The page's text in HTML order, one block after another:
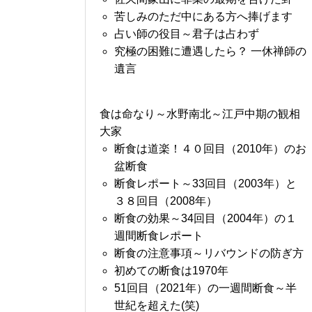
苦しみのただ中にある方へ捧げます
占い師の役目～君子は占わず
究極の困難に遭遇したら？ 一休禅師の
遺言
食は命なり～水野南北～江戸中期の観相
大家
断食は道楽！４０回目（2010年）のお
盆断食
断食レポート～33回目（2003年）と
３８回目（2008年）
断食の効果～34回目（2004年）の１
週間断食レポート
断食の注意事項～リバウンドの防ぎ方
初めての断食は1970年
51回目（2021年）の一週間断食～半
世紀を超えた(笑)